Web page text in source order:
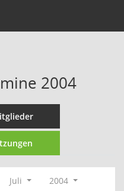
2004
Juli
2004